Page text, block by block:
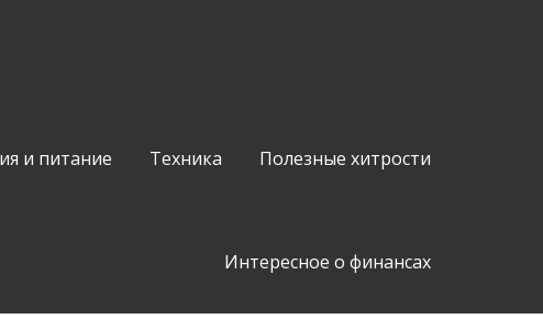
и питание Техника Полезные хитрости
Интересное о финансах